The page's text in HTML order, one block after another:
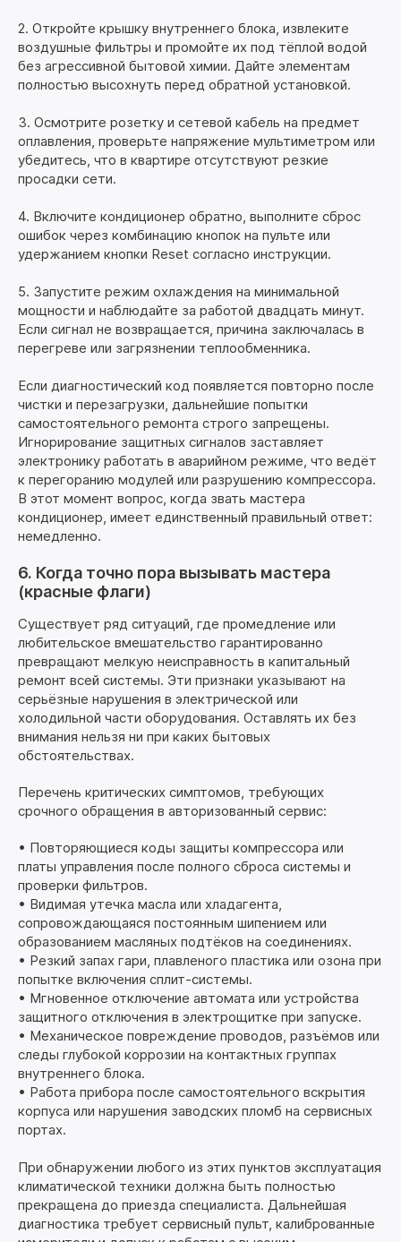
2. Откройте крышку внутреннего блока, извлеките
воздушные фильтры и промойте их под тёплой водой
без агрессивной бытовой химии. Дайте элементам
полностью высохнуть перед обратной установкой.
3. Осмотрите розетку и сетевой кабель на предмет
оплавления, проверьте напряжение мультиметром или
убедитесь, что в квартире отсутствуют резкие
просадки сети.
4. Включите кондиционер обратно, выполните сброс
ошибок через комбинацию кнопок на пульте или
удержанием кнопки Reset согласно инструкции.
5. Запустите режим охлаждения на минимальной
мощности и наблюдайте за работой двадцать минут.
Если сигнал не возвращается, причина заключалась в
перегреве или загрязнении теплообменника.
Если диагностический код появляется повторно после
чистки и перезагрузки, дальнейшие попытки
самостоятельного ремонта строго запрещены.
Игнорирование защитных сигналов заставляет
электронику работать в аварийном режиме, что ведёт
к перегоранию модулей или разрушению компрессора.
В этот момент вопрос, когда звать мастера
кондиционер, имеет единственный правильный ответ:
немедленно.
6. Когда точно пора вызывать мастера
(красные флаги)
Существует ряд ситуаций, где промедление или
любительское вмешательство гарантированно
превращают мелкую неисправность в капитальный
ремонт всей системы. Эти признаки указывают на
серьёзные нарушения в электрической или
холодильной части оборудования. Оставлять их без
внимания нельзя ни при каких бытовых
обстоятельствах.
Перечень критических симптомов, требующих
срочного обращения в авторизованный сервис:
• Повторяющиеся коды защиты компрессора или
платы управления после полного сброса системы и
проверки фильтров.
• Видимая утечка масла или хладагента,
сопровождающаяся постоянным шипением или
образованием масляных подтёков на соединениях.
• Резкий запах гари, плавленого пластика или озона при
попытке включения сплит-системы.
• Мгновенное отключение автомата или устройства
защитного отключения в электрощитке при запуске.
• Механическое повреждение проводов, разъёмов или
следы глубокой коррозии на контактных группах
внутреннего блока.
• Работа прибора после самостоятельного вскрытия
корпуса или нарушения заводских пломб на сервисных
портах.
При обнаружении любого из этих пунктов эксплуатация
климатической техники должна быть полностью
прекращена до приезда специалиста. Дальнейшая
диагностика требует сервисный пульт, калиброванные